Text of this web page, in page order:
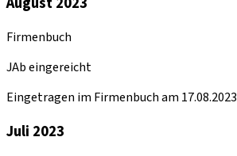
Firmenbuch
JAb eingereicht
Eingetragen im Firmenbuch am 17.08.2023
Juli 2023